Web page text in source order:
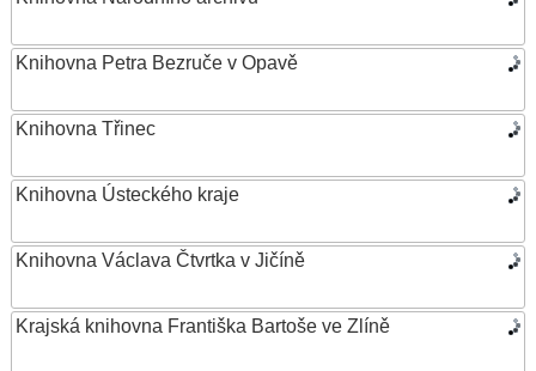
Knihovna Petra Bezruče v Opavě
Knihovna Třinec
Knihovna Ústeckého kraje
Knihovna Václava Čtvrtka v Jičíně
Krajská knihovna Františka Bartoše ve Zlíně